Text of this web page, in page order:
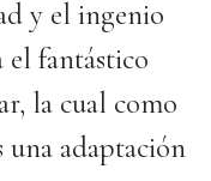
y el ingenio
el fantástico
la cual como
una adaptación